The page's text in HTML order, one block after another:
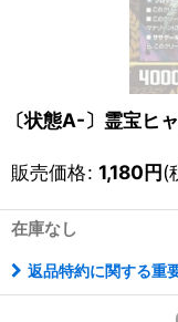
〔状態A-〕霊宝ヒ
販売価格: 1,180円(
在庫なし
返品特約に関する重